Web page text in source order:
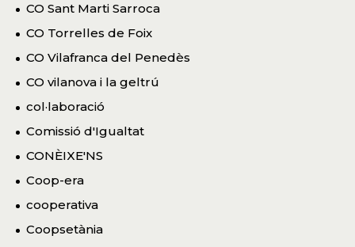
CO Sant Marti Sarroca
CO Torrelles de Foix
CO Vilafranca del Penedès
CO vilanova i la geltrú
col·laboració
Comissió d'Igualtat
CONÈIXE'NS
Coop-era
cooperativa
Coopsetània